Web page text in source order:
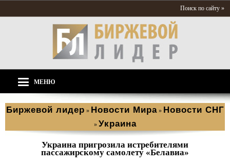
Поиск по сайту »
МЕНЮ
Биржевой лидер » Новости Мира » Новости СНГ
» Украина
Украина пригрозила истребителями
пассажирскому самолету «Белавиа»